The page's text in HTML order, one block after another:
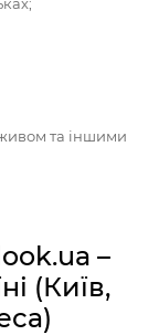
та іншими
–
(Київ,